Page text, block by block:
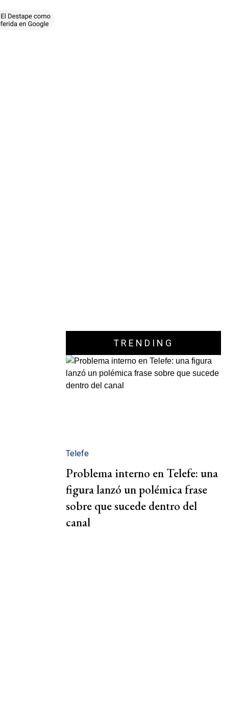
TRENDING
Telefe
Problema interno en Telefe: una
figura lanzó un polémica frase
sobre que sucede dentro del
canal